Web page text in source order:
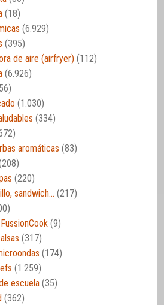
(18)
(6.929)
(395)
de aire (airfryer) (112)
(6.926)
(1.030)
(334)
aromáticas (83)
(220)
sandwich… (217)
(9)
(317)
(174)
(1.259)
escuela (35)
(362)